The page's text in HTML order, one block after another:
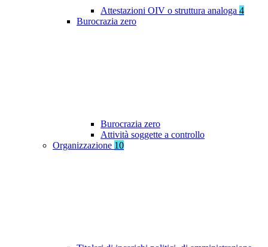
Attestazioni OIV o struttura analoga 4
Burocrazia zero
Burocrazia zero
Attività soggette a controllo
Organizzazione 10